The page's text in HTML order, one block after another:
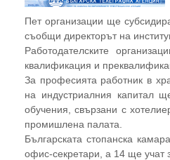
Пет организации ще
съобщи директорът на
Работодателските
квалификация и
За професията работник в
на индустриалния капитал
обучения, свързани с
промишлена палата.
Българската стопанска
офис-секретари, а 14 ще учат